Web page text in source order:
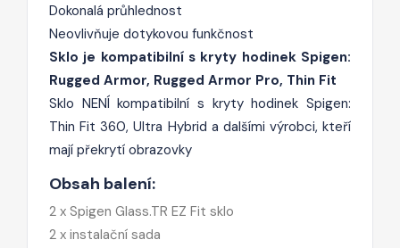
Dokonalá průhlednost
Neovlivňuje dotykovou funkčnost
Sklo je kompatibilní s kryty hodinek Spigen:
Rugged Armor, Rugged Armor Pro, Thin Fit
Sklo NENÍ kompatibilní s kryty hodinek Spigen:
Thin Fit 360, Ultra Hybrid a dalšími výrobci, kteří
mají překrytí obrazovky
Obsah balení:
2 x Spigen Glass.TR EZ Fit sklo
2 x instalační sada